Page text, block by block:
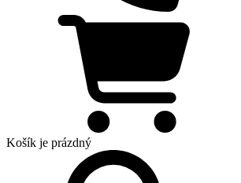
Košík je prázdný